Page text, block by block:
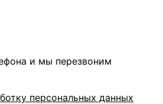
и мы перезвоним
персональных данных